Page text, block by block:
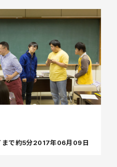
まで約5分2017年06月09日